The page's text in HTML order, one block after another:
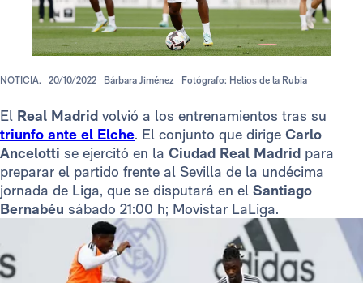
NOTICIA. 20/10/2022 Bárbara Jiménez Fotógrafo: Helios de la Rubia
El Real Madrid volvió a los entrenamientos tras su
triunfo ante el Elche. El conjunto que dirige Carlo
Ancelotti se ejercitó en la Ciudad Real Madrid para
preparar el partido frente al Sevilla de la undécima
jornada de Liga, que se disputará en el Santiago
Bernabéu sábado 21:00 h; Movistar LaLiga.